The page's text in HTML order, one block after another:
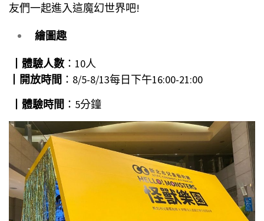
友們一起進入這魔幻世界吧!
繪圖趣
體驗人數：10人
開放時間 ：8/5-8/13每日下午16:00-21:00
體驗時間 ：5分鐘